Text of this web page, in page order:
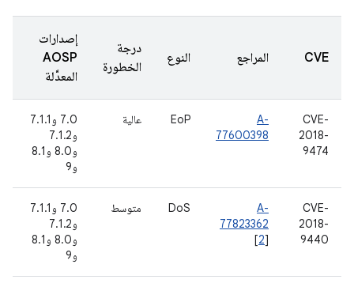
CVE المراجع النوع
درجة
الخطورة
إصدارات
AOSP
المعدَّلة
CVE-
2018-
9474
A-
77600398
EoP عالية
7.0 و7.1.1
و7.1.2
و8.0 و8.1
و9
CVE-
2018-
9440
A-
77823362
[2]
DoS متوسط
7.0 و7.1.1
و7.1.2
و8.0 و8.1
و9